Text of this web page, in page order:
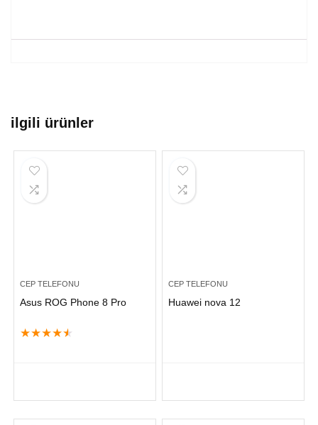
ilgili ürünler
CEP TELEFONU
Asus ROG Phone 8 Pro
★★★★★
CEP TELEFONU
Huawei nova 12